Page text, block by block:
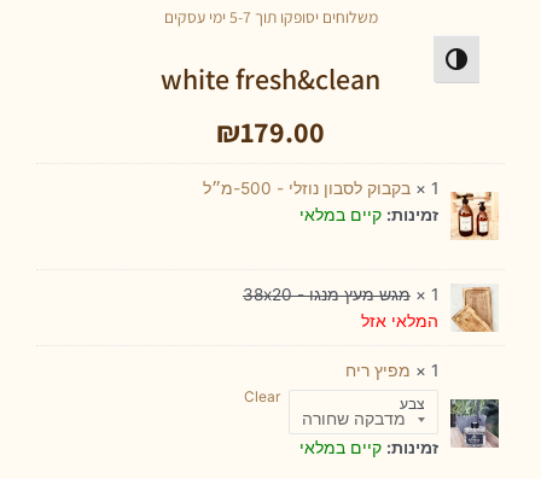
הפעל/כבה ניגודיות גבוההwhite fresh&clean
₪179.00
1 ×
בקבוק לסבון נוזלי - 500-מ״ל
זמינות:
קיים במלאי
מגש מעץ מנגו - 38x20
המלאי אזל
מפיץ ריח
צבע Clear
זמינות: קיים במלאי
משלוחים יסופקו תוך 5-7 ימי עסקים